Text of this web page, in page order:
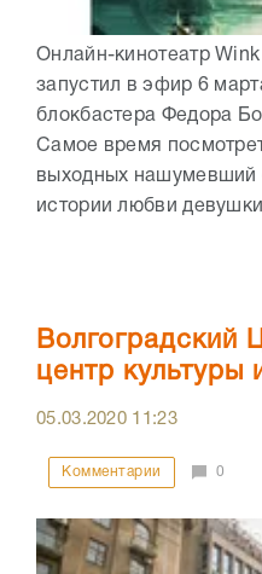
Онлайн-кинотеатр
запустил в эфир 6
блокбастера Федора
Самое время
выходных нашумевший
истории любви
Волгоградский
центр культуры
05.03.2020 11:23
Комментарии 0